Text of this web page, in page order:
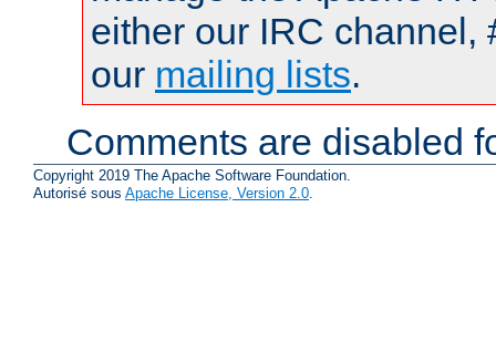
either our IRC channel,
our mailing lists.
Comments are disabled
Copyright 2019 The Apache Software Foundation.
Autorisé sous Apache License, Version 2.0.